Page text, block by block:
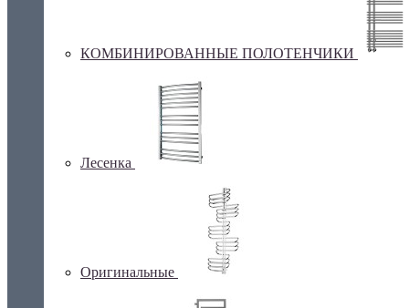
КОМБИНИРОВАННЫЕ ПОЛОТЕНЧИКИ
Лесенка
Оригинальные